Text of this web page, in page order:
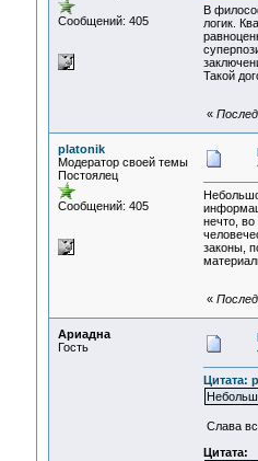
Сообщений: 405
В
логик.
Такой
«
platonik
Модератор своей темы
Постоялец
Сообщений: 405
нечто,
законы,
«
Ариадна
Гость
Цитата:
Слава
Цитата: